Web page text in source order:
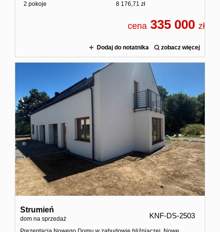
2 pokoje
8 176,71 zł
cena 335 000 zł
Dodaj do notatnika zobacz więcej
Strumień
dom na sprzedaż KNF-DS-2503